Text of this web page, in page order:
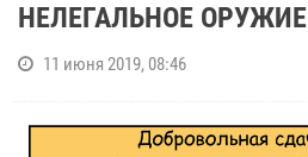
НЕЛЕГАЛЬНОЕ ОРУЖИЕ
11 июня 2019, 08:46